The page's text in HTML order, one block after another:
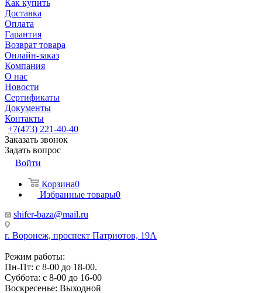
Как купить
Доставка
Оплата
Гарантия
Возврат товара
Онлайн-заказ
Компания
О нас
Новости
Сертификаты
Документы
Контакты
+7(473) 221-40-40
Заказать звонок
Задать вопрос
Войти
Корзина0
Избранные товары0
shifer-baza@mail.ru
г. Воронеж, проспект Патриотов, 19А
Режим работы:
Пн-Пт: с 8-00 до 18-00.
Суббота: с 8-00 до 16-00
Воскресенье: Выходной